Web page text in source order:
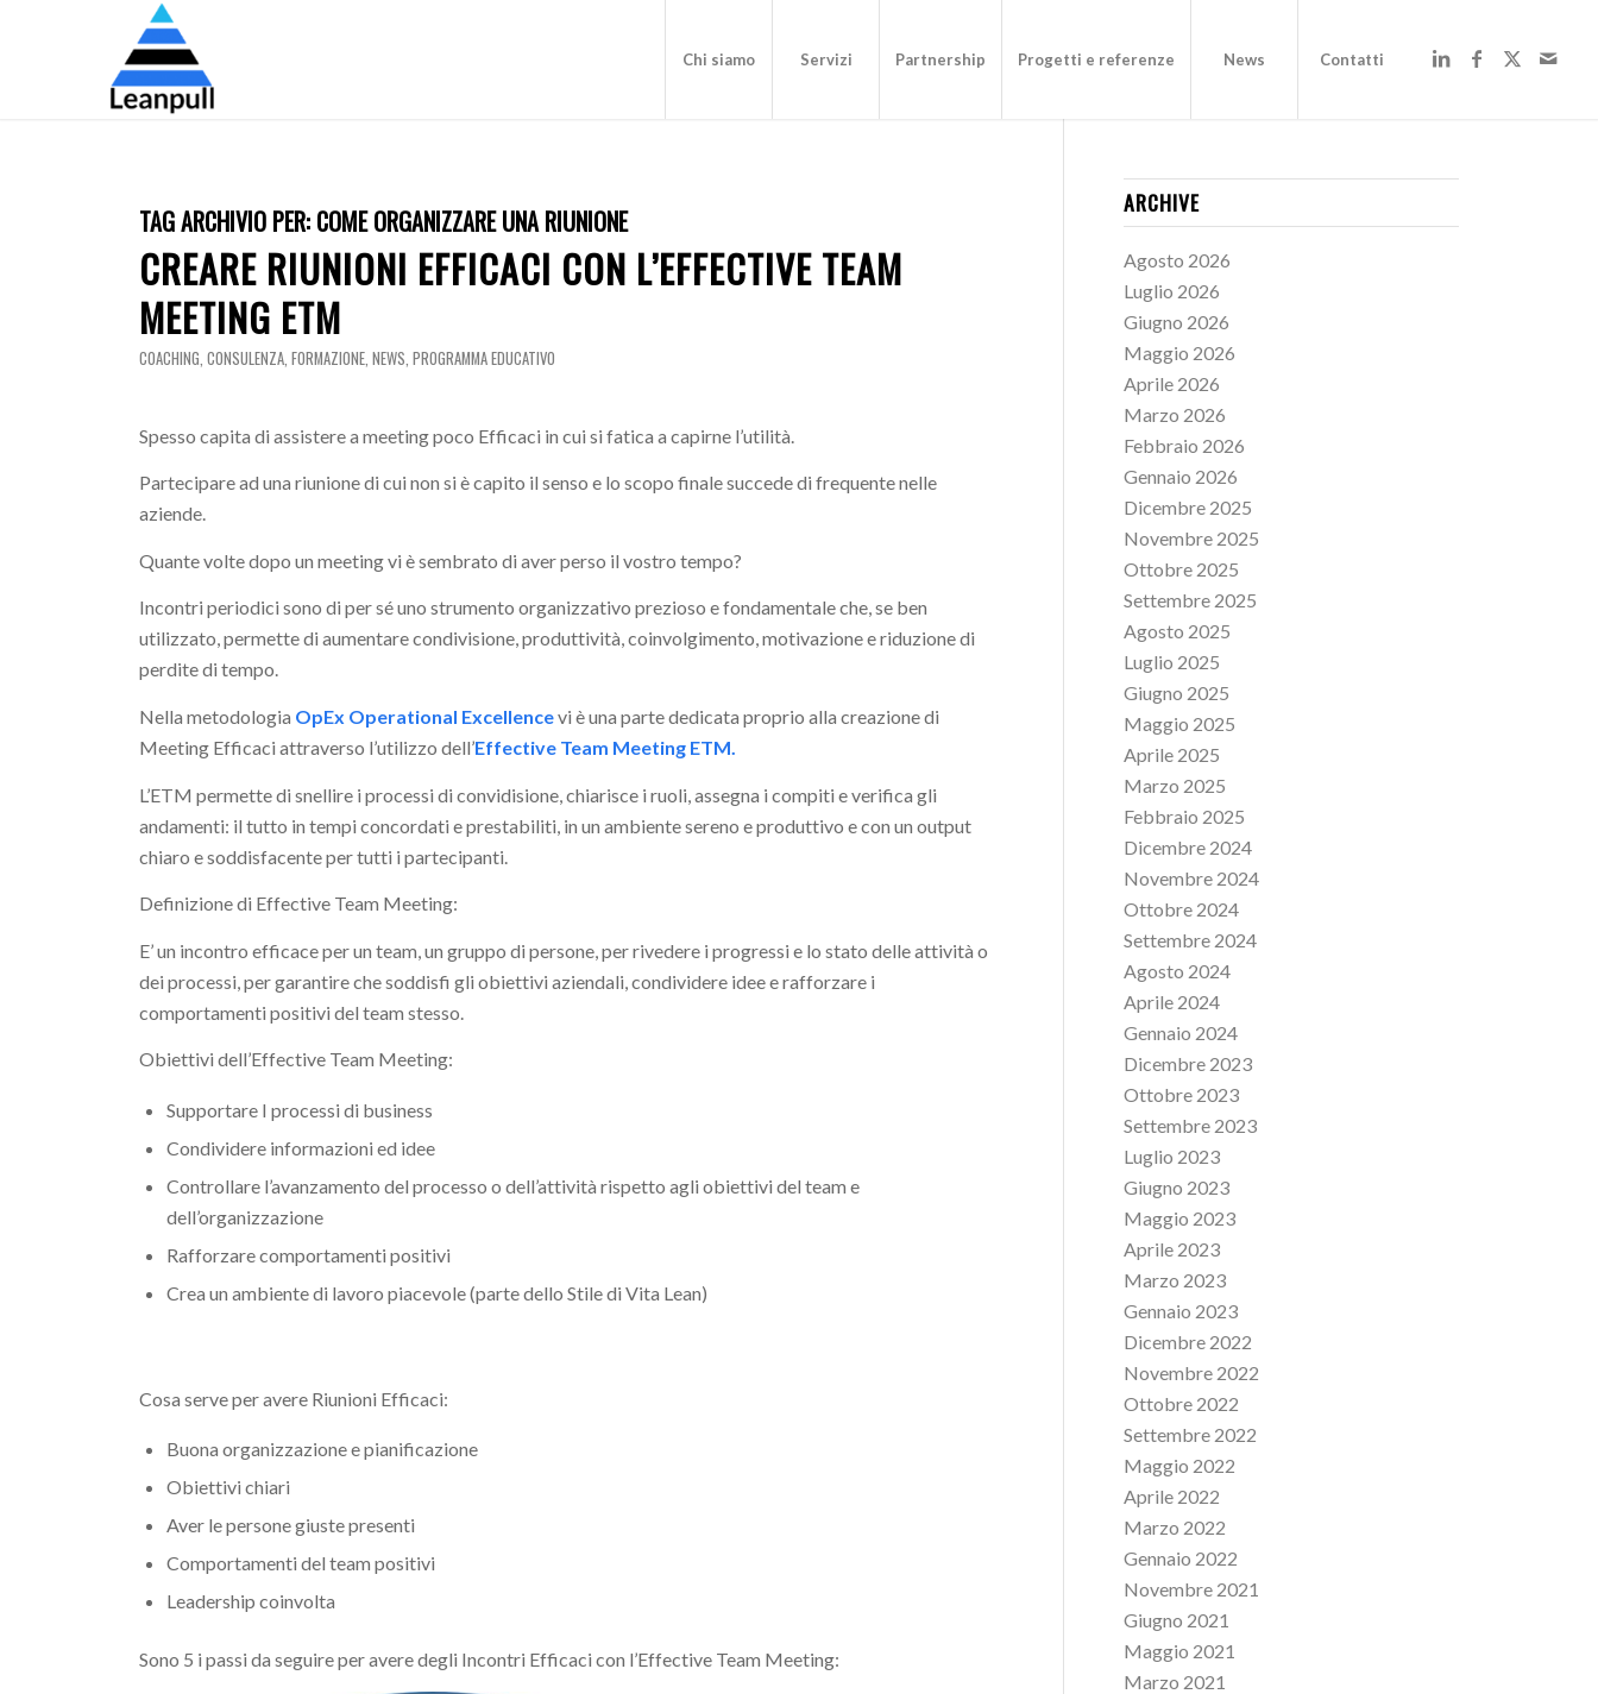
Chi siamo Servizi Partnership Progetti e referenze News Contatti
TAG ARCHIVIO PER: COME ORGANIZZARE UNA RIUNIONE
CREARE RIUNIONI EFFICACI CON L’EFFECTIVE TEAM
MEETING ETM
COACHING,CONSULENZA,FORMAZIONE,NEWS,PROGRAMMA EDUCATIVO
Spesso capita di assistere a meeting poco Efficaci in cui si fatica a capirne l’utilità.
Partecipare ad una riunione di cui non si è capito il senso e lo scopo finale succede di frequente nelle
aziende.
Quante volte dopo un meeting vi è sembrato di aver perso il vostro tempo?
Incontri periodici sono di per sé uno strumento organizzativo prezioso e fondamentale che, se ben
utilizzato, permette di aumentare condivisione, produttività, coinvolgimento, motivazione e riduzione di
perdite di tempo.
Nella metodologia OpEx Operational Excellencevi è una parte dedicata proprio alla creazione di
Meeting Efficaci attraverso l’utilizzo dell’Effective Team Meeting ETM.
L’ETM permette di snellire i processi di convidisione, chiarisce i ruoli, assegna i compiti e verifica gli
andamenti: il tutto in tempi concordati e prestabiliti, in un ambiente sereno e produttivo e con un output
chiaro e soddisfacente per tutti i partecipanti.
Definizione di Effective Team Meeting:
E’ un incontro efficace per un team, un gruppo di persone, per rivedere i progressi e lo stato delle attività o
dei processi, per garantire che soddisfi gli obiettivi aziendali, condividere idee e rafforzare i
comportamenti positivi del team stesso.
Obiettivi dell’Effective Team Meeting:
Supportare I processi di business
Condividere informazioni ed idee
Controllare l’avanzamento del processo o dell’attività rispetto agli obiettivi del team e
dell’organizzazione
Rafforzare comportamenti positivi
Crea un ambiente di lavoro piacevole (parte dello Stile di Vita Lean)
Cosa serve per avere Riunioni Efficaci:
Buona organizzazione e pianificazione
Obiettivi chiari
Aver le persone giuste presenti
Comportamenti del team positivi
Leadership coinvolta
Sono 5 i passi da seguire per avere degli Incontri Efficaci con l’Effective Team Meeting:
ARCHIVE
Agosto 2026
Luglio 2026
Giugno 2026
Maggio 2026
Aprile 2026
Marzo 2026
Febbraio 2026
Gennaio 2026
Dicembre 2025
Novembre 2025
Ottobre 2025
Settembre 2025
Agosto 2025
Luglio 2025
Giugno 2025
Maggio 2025
Aprile 2025
Marzo 2025
Febbraio 2025
Dicembre 2024
Novembre 2024
Ottobre 2024
Settembre 2024
Agosto 2024
Aprile 2024
Gennaio 2024
Dicembre 2023
Ottobre 2023
Settembre 2023
Luglio 2023
Giugno 2023
Maggio 2023
Aprile 2023
Marzo 2023
Gennaio 2023
Dicembre 2022
Novembre 2022
Ottobre 2022
Settembre 2022
Maggio 2022
Aprile 2022
Marzo 2022
Gennaio 2022
Novembre 2021
Giugno 2021
Maggio 2021
Marzo 2021